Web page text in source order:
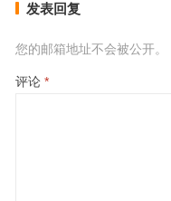
发表回复
您的邮箱地址不会被公开。
评论 *